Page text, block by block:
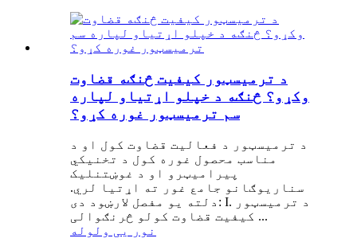
د ترمیسټور کیفیت څنګه قضاوت
وکړو؟ څنګه د خپلو اړتیاو لپاره
سم ترمیسټور غوره کړو؟
د ترمیسټور د فعالیت قضاوت کول او د
مناسب محصول غوره کول د تخنیکي
پیرامیټرو او د غوښتنلیک
سناریوګانو جامع غور ته اړتیا لري.
دلته یو مفصل لارښود دی: I. د ترمیسټور
کیفیت قضاوت کولو څرنګوالی ...
نور یی ولوله